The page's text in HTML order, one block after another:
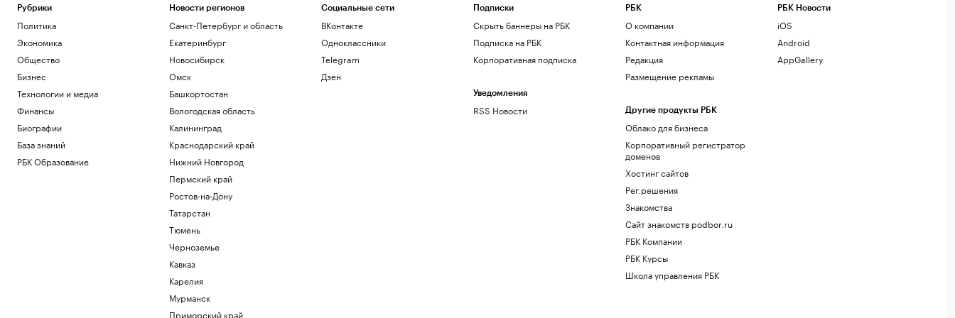
Рубрики
Политика
Экономика
Общество
Бизнес
Технологии и медиа
Финансы
Биографии
База знаний
РБК Образование
Новости регионов
Санкт-Петербург и область
Екатеринбург
Новосибирск
Омск
Башкортостан
Вологодская область
Калининград
Краснодарский край
Нижний Новгород
Пермский край
Ростов-на-Дону
Татарстан
Тюмень
Черноземье
Кавказ
Карелия
Мурманск
Приморский край
Социальные сети
ВКонтакте
Одноклассники
Telegram
Дзен
Подписки
Скрыть баннеры на РБК
Подписка на РБК
Корпоративная подписка
Уведомления
RSS Новости
РБК
О компании
Контактная информация
Редакция
Размещение рекламы
Другие продукты РБК
Облако для бизнеса
Корпоративный регистратор
доменов
Хостинг сайтов
Рег.решения
Знакомства
Сайт знакомств podbor.ru
РБК Компании
РБК Курсы
Школа управления РБК
РБК Новости
iOS
Android
AppGallery